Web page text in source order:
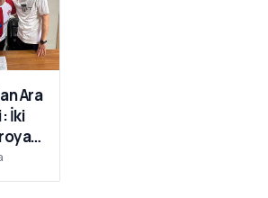
Ara
İki